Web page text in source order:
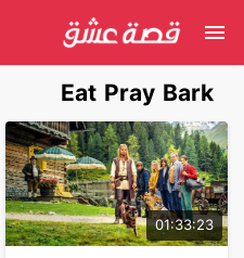
Eat Pray Bark
01:33:23